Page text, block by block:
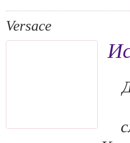
Versace